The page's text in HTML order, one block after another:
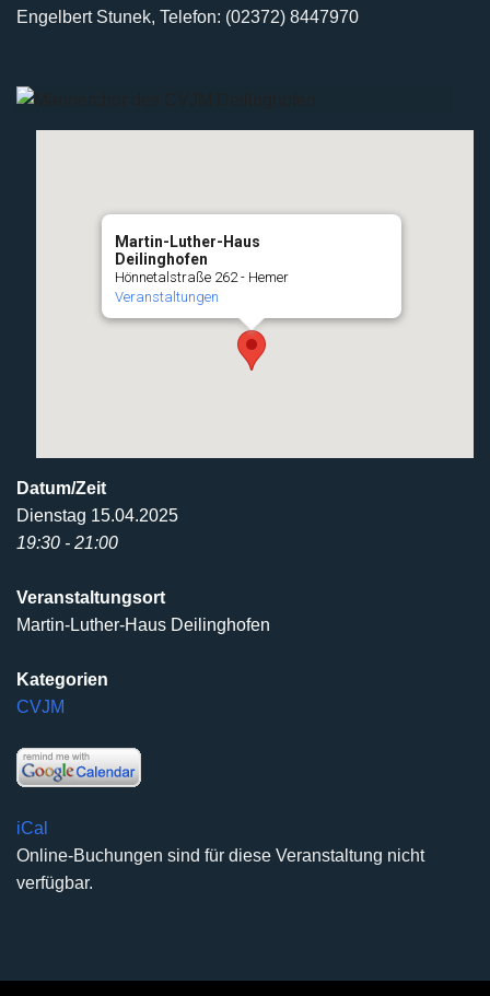
Engelbert Stunek, Telefon: (02372) 8447970
Martin-Luther-Haus
Deilinghofen
Hönnetalstraße 262 - Hemer
Veranstaltungen
Datum/Zeit
Dienstag 15.04.2025
19:30 - 21:00
Veranstaltungsort
Martin-Luther-Haus Deilinghofen
Kategorien
CVJM
iCal
Online-Buchungen sind für diese Veranstaltung nicht
verfügbar.